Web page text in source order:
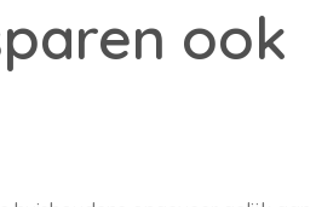
ook